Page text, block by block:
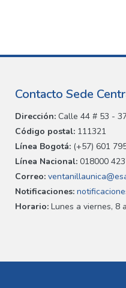
Contacto Sede
Dirección: Calle 44 # 53 -
Código postal: 111321
Línea Bogotá: (+57) 601
Línea Nacional: 018000
Correo:
Notificaciones:
Horario: Lunes a viernes, 8